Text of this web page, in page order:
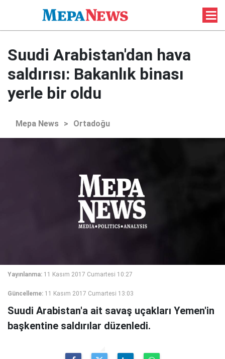
Suudi Arabistan'dan hava
saldırısı: Bakanlık binası
yerle bir oldu
Mepa News > Ortadoğu
Yayınlanma: 11 Kasım 2017 Cumartesi 10:27
Güncelleme: 11 Kasım 2017 Cumartesi 13:03
Suudi Arabistan'a ait savaş uçakları Yemen'in
başkentine saldırılar düzenledi.